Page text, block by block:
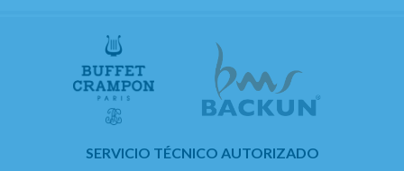
SERVICIO TÉCNICO AUTORIZADO